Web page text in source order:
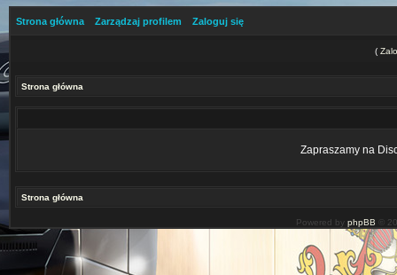
Strona główna Zarządzaj profilem Zaloguj się
(
Strona główna
Zapraszamy na
Strona główna
Powered by phpBB ©